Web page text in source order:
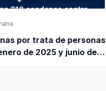
por trata de personas
de 2025 y junio de